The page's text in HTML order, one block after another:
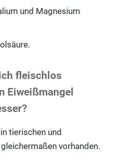
und Magnesium
fleischlos
Eiweißmangel
tierischen und
vorhanden.